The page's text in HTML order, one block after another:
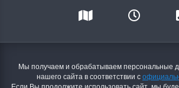
Мы получаем и обрабатываем персональные
нашего сайта в соответствии с